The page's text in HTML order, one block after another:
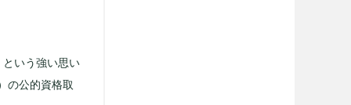
いう強い思い
の公的資格取